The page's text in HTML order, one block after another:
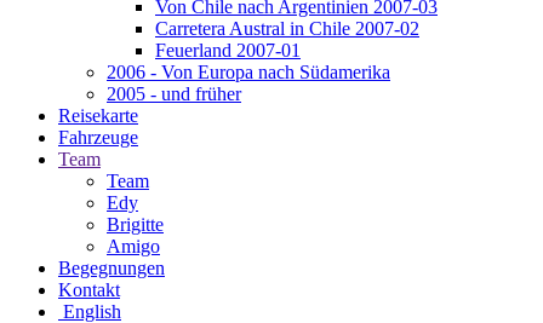
Von Chile nach Argentinien 2007-03
Carretera Austral in Chile 2007-02
Feuerland 2007-01
2006 - Von Europa nach Südamerika
2005 - und früher
Reisekarte
Fahrzeuge
Team
Team
Edy
Brigitte
Amigo
Begegnungen
Kontakt
English